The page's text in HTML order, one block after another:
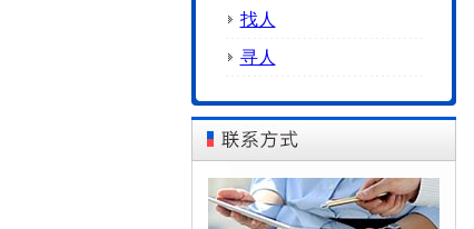
找人
寻人